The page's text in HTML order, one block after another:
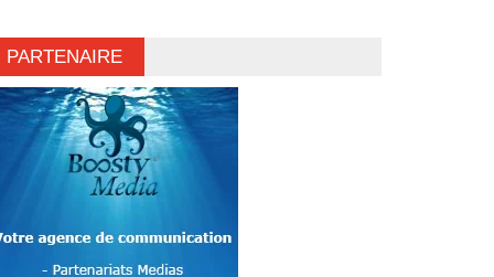
PARTENAIRE